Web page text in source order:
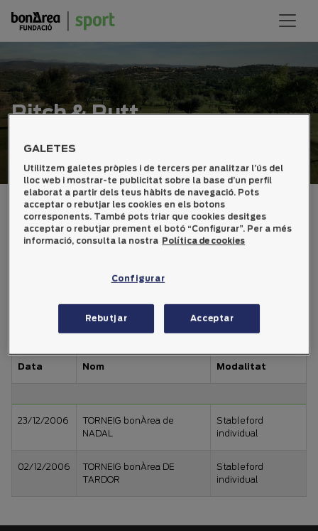
Pitch & Putt
Resultats tornejos
2017 2016
2006
Data Nom Modalitat
23/12/2006
TORNEIG bonÀrea de
NADAL
Stableford
individual
02/12/2006
TORNEIG bonÀrea DE
TARDOR
Stableford
individual
GALETES
Utilitzem galetes pròpies i de tercers per analitzar l’ús del
lloc web i mostrar-te publicitat sobre la base d’un perfil
elaborat a partir dels teus hàbits de navegació. Pots
acceptar o rebutjar les cookies en els botons
corresponents. També pots triar que cookies desitges
acceptar o rebutjar prement el botó “Configurar”. Per a més
informació, consulta la nostra Política de cookies
Configurar
Rebutjar Acceptar